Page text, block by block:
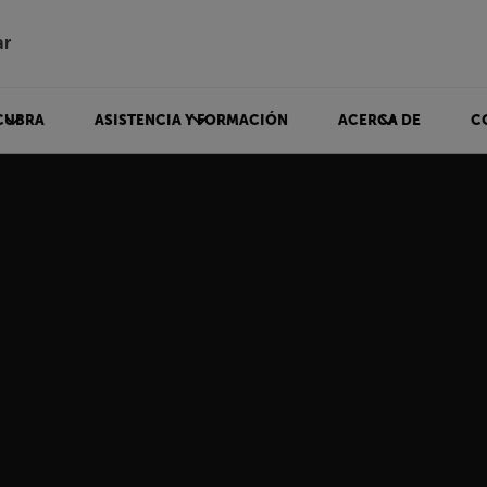
ASISTENCIA Y FORMACIÓN ACERCA DE